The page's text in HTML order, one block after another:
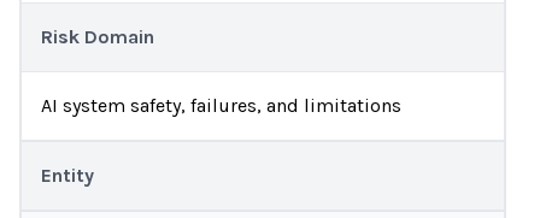
Risk Domain
AI system safety, failures, and limitations
Entity